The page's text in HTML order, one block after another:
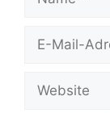
Mail-